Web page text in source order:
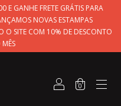
E GANHE FRETE GRÁTIS PARA
NOVAS ESTAMPAS
O SITE COM 10% DE DESCONTO
0